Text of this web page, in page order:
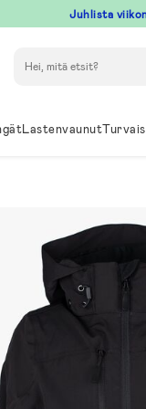
Juhlista
Lastenvaunut